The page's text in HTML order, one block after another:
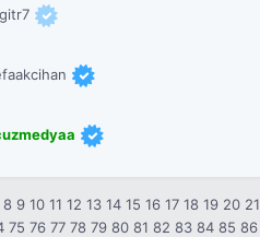
8 9 10 11 12 13 14 15 16 17 18 19 20 21
75 76 77 78 79 80 81 82 83 84 85 86